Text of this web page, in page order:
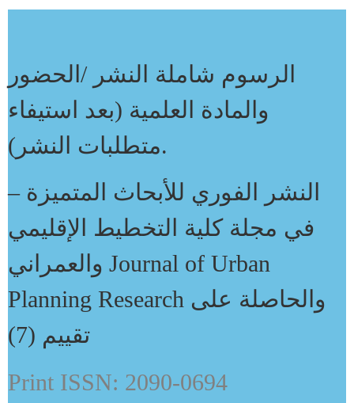
الرسوم شاملة النشر /الحضور
والمادة العلمية (بعد استيفاء
متطلبات النشر).
– النشر الفوري للأبحاث المتميزة
في مجلة كلية التخطيط الإقليمي
والعمراني Journal of Urban
Planning Research والحاصلة على
تقييم (7)
Print ISSN: 2090-0694